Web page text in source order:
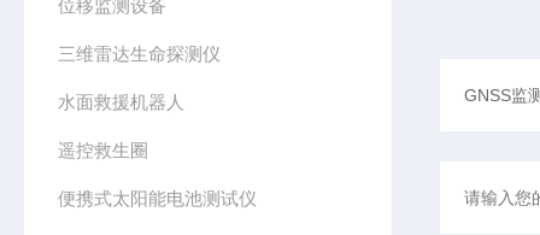
位移监测设备
三维雷达生命探测仪
水面救援机器人
遥控救生圈
便携式太阳能电池测试仪